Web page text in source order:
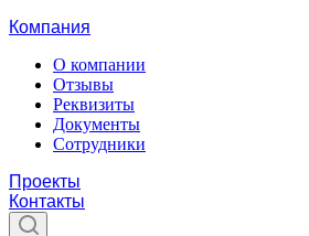
Компания
О компании
Отзывы
Реквизиты
Документы
Сотрудники
Проекты
Контакты